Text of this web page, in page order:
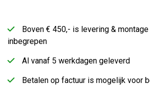
Boven € 450,- is levering &
inbegrepen
Al vanaf 5 werkdagen geleverd
Betalen op factuur is mogelijk voor